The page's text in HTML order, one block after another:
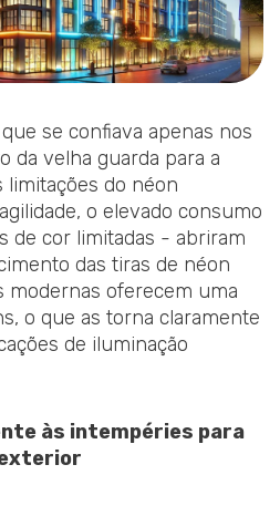
se confiava apenas nos
da velha guarda para a
limitações do néon
o elevado consumo
de cor limitadas - abriram
das tiras de néon
modernas oferecem uma
o que as torna claramente
de iluminação
às intempéries para